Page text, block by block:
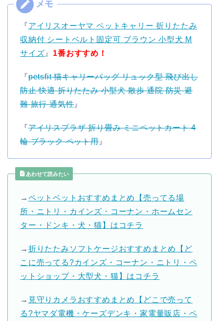
『アイリスオーヤマ ペットキャリー 折りたたみ
収納付 シートベルト固定可 ブラウン 小型犬 M
サイズ 』 1番おすすめ！
『petsfit 猫キャリーバッグ リュック型 飛び出し
防止 快適 折りたたみ 小型犬 散歩 通院 防災 避
難 旅行 通気性』
『アイリスプラザ 折り畳み ミニペットカート 4
輪 ブラック ペット用』
あわせて読みたい
→ ペットベットおすすめまとめ【売ってる場
所・ニトリ・カインズ・コーナン・ホームセン
ター・ドンキ・犬・猫】はコチラ
→ 折りたたみソフトケージおすすめまとめ【ど
こに売ってる?カインズ・コーナン・ニトリ・ペ
ットショップ・大型犬・猫】はコチラ
→ 見守りカメラおすすめまとめ【どこで売って
る?ヤマダ電機・ケーズデンキ・家電量販店・ペ